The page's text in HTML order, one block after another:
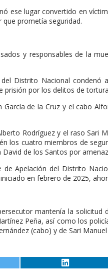
ese lugar convertido en
prometía seguridad.
y responsables de la
Distrito Nacional condenó
prisión por los delitos de
de la Cruz y el cabo
Rodríguez y el raso Sari
los cuatro miembros de
de los Santos por
Apelación del Distrito
en febrero de 2025,
mantenía la
Peña, así como los
(cabo) y de Sari